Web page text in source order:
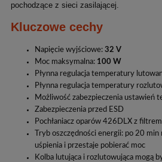
YCD 8582D stacja 2w1: stacja
lutownicza i rozlutowywująca
750W 100°C-500°C 120L/min
135,30 zł
pochodzące z sieci zasilającej.
Kluczowe cechy
Napięcie wyjściowe: 32 V
Moc maksymalna: 100 W
Płynna regulacja temperatury
Płynna regulacja temperatury
Możliwość zabezpieczenia ustawień
Zabezpieczenia przed ESD
Pochłaniacz oparów 426DLX z
Tryb oszczędności energii: po 20
uśpienia i przestaje pobierać moc
Kolba lutująca i rozlutowująca mogą